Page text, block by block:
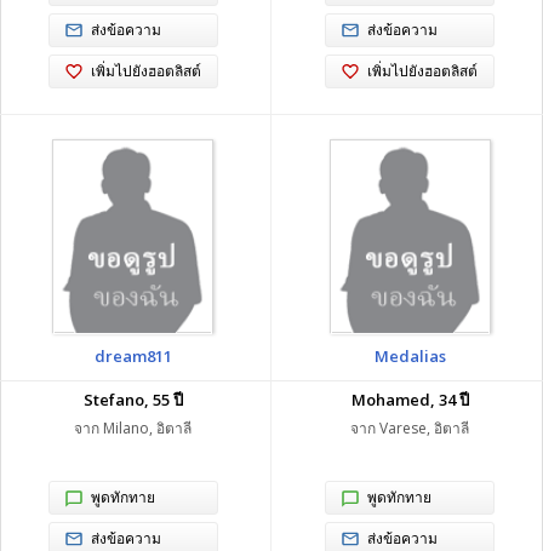
ส่งข้อความ
เพิ่มไปยังฮอตลิสต์
ส่งข้อความ
เพิ่มไปยังฮอตลิสต์
dream811
Stefano, 55 ปี
จาก Milano, อิตาลี
พูดทักทาย
ส่งข้อความ
Medalias
Mohamed, 34 ปี
จาก Varese, อิตาลี
พูดทักทาย
ส่งข้อความ